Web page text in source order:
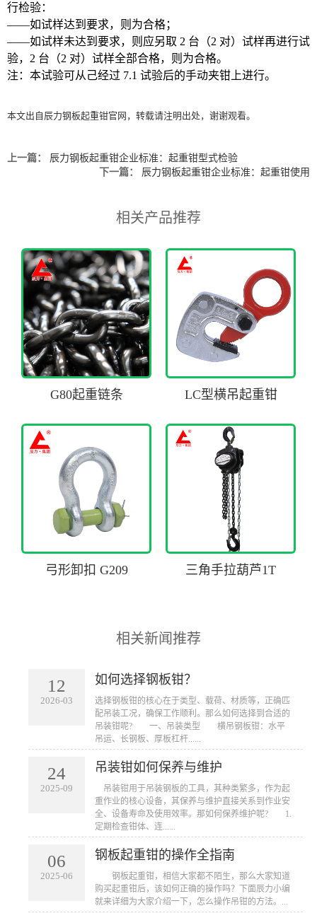
行检验：
——如试样达到要求，则为合格；
——如试样未达到要求，则应另取 2 台（2 对）试样再进行试
验，2 台（2 对）试样全部合格，则为合格。
注：本试验可从己经过 7.1 试验后的手动夹钳上进行。
本文出自辰力钢板起重钳官网， 转载请注明出处，谢谢观看。
上一篇：
辰力钢板起重钳企业标准：起重钳型式检验
下一篇：
辰力钢板起重钳企业标准：起重钳使用
相关产品推荐
G80起重链条 LC型横吊起重钳
弓形卸扣 G209 三角手拉葫芦1T
相关新闻推荐
12
2026-03
如何选择钢板钳？
​选择钢板钳的核心在于类型、载荷、材质等，正确匹
配吊装工况，确保工作顺利。那么如何选择到合适的
吊装钳呢? 一、吊装类型 横吊钢板钳：水平
吊运、长钢板、厚板杠杆......
24
2025-09
吊装钳如何保养与维护
​ 吊装钳用于吊装钢板的工具，其种类繁多，作为起
重作业的核心设备，其保养与维护直接关系到作业安
全、设备寿命及使用效率。那如何保养维护呢? 1.
定期检查钳体、连......
06
2025-06
钢板起重钳的操作全指南
​ 钢板起重钳，相信大家都不陌生，那么大家知道
购买起重钳后，该如何正确的操作吗？下面辰力小编
就来详细为大家介绍一下，怎么操作吊钳的方法。...